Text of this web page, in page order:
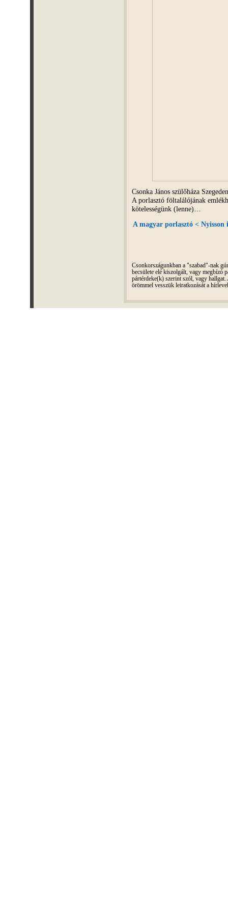
Csonka János szülőháza
A porlasztó föltalálójának
kötelességünk (lenne)…
A magyar porlasztó < Nyisson
Csonkországunkban a "szabad"-nak
becsülete elé kiszolgált, vagy megbízó
pártérdeke(k) szerint szól, vagy
örömmel vesszük leiratkozását a